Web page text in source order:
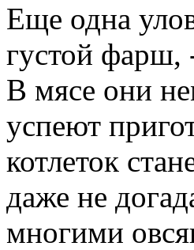
Еще одна
густой фарш,
В мясе они
успеют
котлеток
даже не
многими